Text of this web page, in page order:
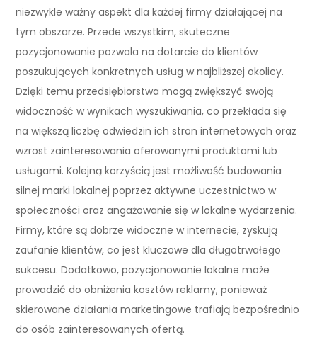
niezwykle ważny aspekt dla każdej firmy działającej na
tym obszarze. Przede wszystkim, skuteczne
pozycjonowanie pozwala na dotarcie do klientów
poszukujących konkretnych usług w najbliższej okolicy.
Dzięki temu przedsiębiorstwa mogą zwiększyć swoją
widoczność w wynikach wyszukiwania, co przekłada się
na większą liczbę odwiedzin ich stron internetowych oraz
wzrost zainteresowania oferowanymi produktami lub
usługami. Kolejną korzyścią jest możliwość budowania
silnej marki lokalnej poprzez aktywne uczestnictwo w
społeczności oraz angażowanie się w lokalne wydarzenia.
Firmy, które są dobrze widoczne w internecie, zyskują
zaufanie klientów, co jest kluczowe dla długotrwałego
sukcesu. Dodatkowo, pozycjonowanie lokalne może
prowadzić do obniżenia kosztów reklamy, ponieważ
skierowane działania marketingowe trafiają bezpośrednio
do osób zainteresowanych ofertą.